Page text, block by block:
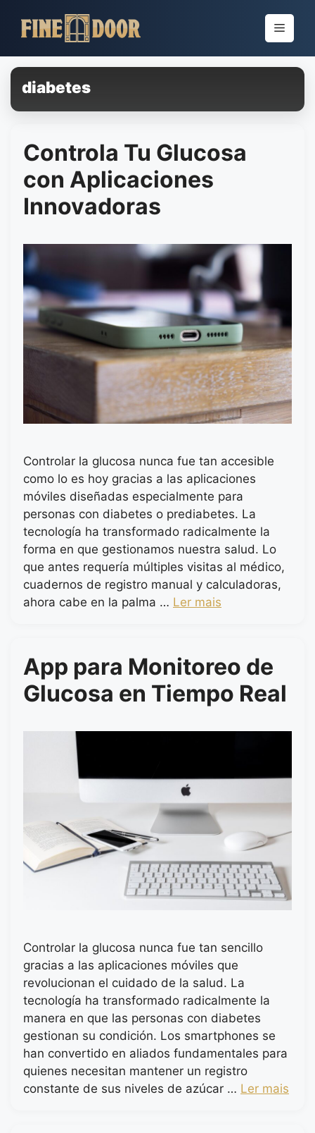
para
conteúdo
Menu
diabetes
Controla Tu Glucosa
con Aplicaciones
Innovadoras
Controlar la glucosa nunca fue tan accesible
como lo es hoy gracias a las aplicaciones
móviles diseñadas especialmente para
personas con diabetes o prediabetes. La
tecnología ha transformado radicalmente la
forma en que gestionamos nuestra salud. Lo
que antes requería múltiples visitas al médico,
cuadernos de registro manual y calculadoras,
ahora cabe en la palma … Ler mais
App para Monitoreo de
Glucosa en Tiempo Real
Controlar la glucosa nunca fue tan sencillo
gracias a las aplicaciones móviles que
revolucionan el cuidado de la salud. La
tecnología ha transformado radicalmente la
manera en que las personas con diabetes
gestionan su condición. Los smartphones se
han convertido en aliados fundamentales para
quienes necesitan mantener un registro
constante de sus niveles de azúcar … Ler mais